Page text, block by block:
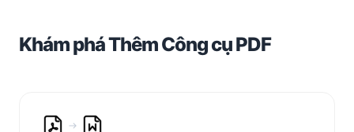
Khám phá Thêm Công cụ PDF